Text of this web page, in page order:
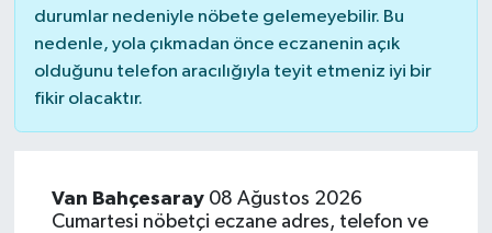
durumlar nedeniyle nöbete gelemeyebilir. Bu
nedenle, yola çıkmadan önce eczanenin açık
olduğunu telefon aracılığıyla teyit etmeniz iyi bir
fikir olacaktır.
Van Bahçesaray08 Ağustos 2026
Cumartesi nöbetçi eczane adres, telefon ve